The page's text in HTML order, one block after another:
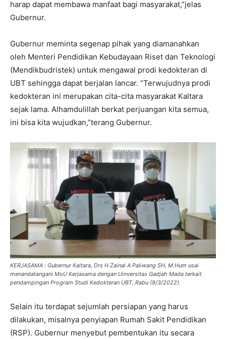
harap dapat membawa manfaat bagi masyarakat,”jelas
Gubernur.
Gubernur meminta segenap pihak yang diamanahkan
oleh Menteri Pendidikan Kebudayaan Riset dan Teknologi
(Mendikbudristek) untuk mengawal prodi kedokteran di
UBT sehingga dapat berjalan lancar. “Terwujudnya prodi
kedokteran ini merupakan cita-cita masyarakat Kaltara
sejak lama. Alhamdulillah berkat perjuangan kita semua,
ini bisa kita wujudkan,”terang Gubernur.
KERJASAMA : Gubernur Kaltara, Drs H Zainal A Paliwang SH, M.Hum usai
menandatangani MoU Kerjasama dengan Uinversitas Gadjah Mada terkait
pendampingan Program Studi Kedokteran UBT, Rabu (9/3/2022).
Selain itu terdapat sejumlah persiapan yang harus
dilakukan, misalnya penyiapan Rumah Sakit Pendidikan
(RSP). Gubernur menyebut pembentukan itu secara